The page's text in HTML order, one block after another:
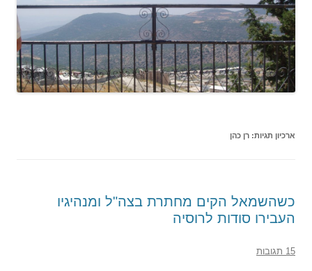
ארכיון תגיות: רן כהן
כשהשמאל הקים מחתרת בצה"ל ומנהיגיו
העבירו סודות לרוסיה
15 תגובות